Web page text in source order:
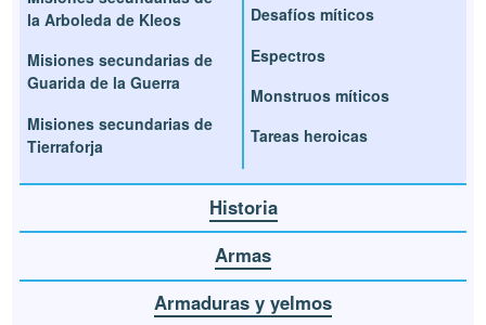
la Arboleda de Kleos
Misiones secundarias de
Guarida de la Guerra
Misiones secundarias de
Tierraforja
Desafíos míticos
Espectros
Monstruos míticos
Tareas heroicas
Historia
Armas
Armaduras y yelmos